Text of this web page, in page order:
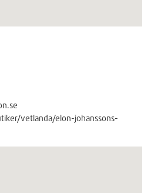
vetlanda/elon-johanssons-